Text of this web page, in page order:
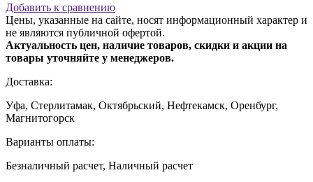
Добавить к сравнению
Цены, указанные на сайте, носят информационный характер и
не являются публичной офертой.
Актуальность цен, наличие товаров, скидки и акции на
товары уточняйте у менеджеров.
Доставка:
Уфа, Стерлитамак, Октябрьский, Нефтекамск, Оренбург,
Магнитогорск
Варианты оплаты:
Безналичный расчет, Наличный расчет